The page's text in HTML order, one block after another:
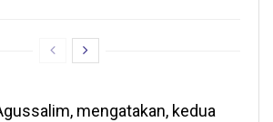
mengatakan, kedua